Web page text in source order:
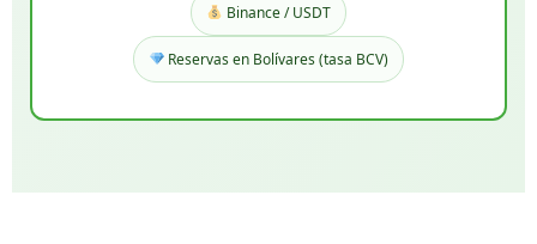
Binance / USDT
Reservas en Bolívares (tasa BCV)